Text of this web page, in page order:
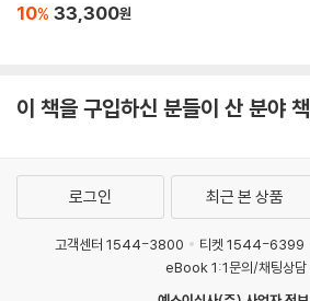
2 깊은가슴근육 143
Ⅷ. 배·회음의 근육 144
1 앞배벽근육 144
2 회음의 근육 145
10% 33,300원
이 책을 구입하신 분들이 산 분야 책
로그인 최근 본 상품
고객센터 1544-3800 티켓 1544-6399
eBook 1:1문의/채팅상담